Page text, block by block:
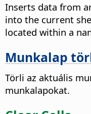
Inserts data from
into the current
located within a
Munkalap
Törli az aktuális
munkalapokat.